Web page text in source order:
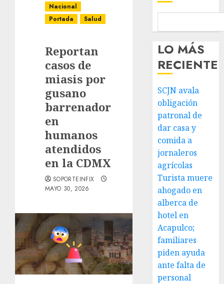
Nacional
Portada
Salud
Reportan
casos de
miasis por
gusano
barrenador
en
humanos
atendidos
en la CDMX
SOPORTEINFIX
MAYO 30, 2026
LO MÁS
RECIENTE
SCJN avala
obligación
patronal de
dar casa y
comida a
jornaleros
agrícolas
Turista muere
ahogado en
alberca de
hotel en
Acapulco;
familiares
piden ayuda
ante falta de
personal